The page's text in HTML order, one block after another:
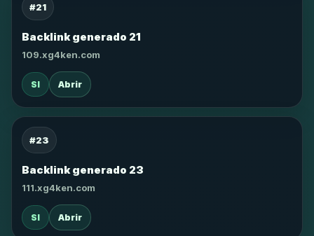
#21
Backlink generado 21
109.xg4ken.com
SI Abrir
#23
Backlink generado 23
111.xg4ken.com
SI Abrir